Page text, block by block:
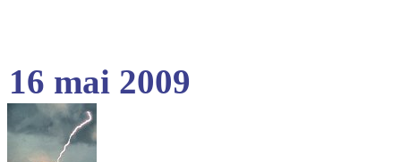
16 mai 2009